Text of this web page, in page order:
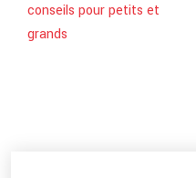
conseils pour petits et
grands